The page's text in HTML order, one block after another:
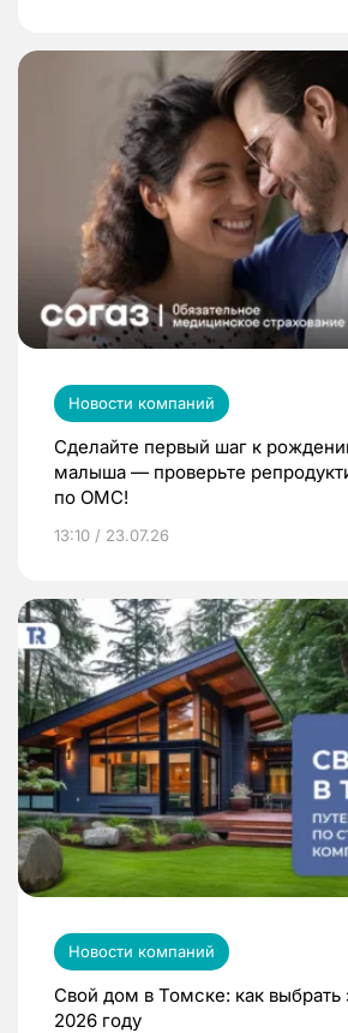
Новости компаний
Сделайте первый шаг к
малыша — проверьте
по ОМС!
13:10 / 23.07.26
Новости компаний
Свой дом в Томске: как выбрать
2026 году